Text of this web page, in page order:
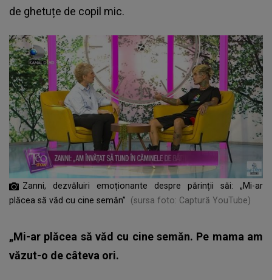
de ghetuțe de copil mic.
Zanni, dezvăluiri emoționante despre părinții săi: „Mi-ar
plăcea să văd cu cine semăn”
(sursa foto: Captură YouTube)
„Mi-ar plăcea să văd cu cine semăn. Pe mama am
văzut-o de câteva ori.